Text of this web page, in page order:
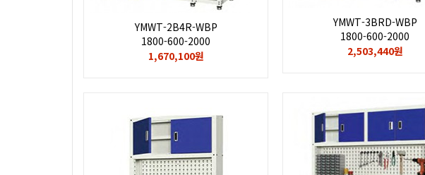
YMWT-2B4R-WBP
1800-600-2000
1,670,100원
YMWT-3BRD-WBP
1800-600-2000
2,503,440원